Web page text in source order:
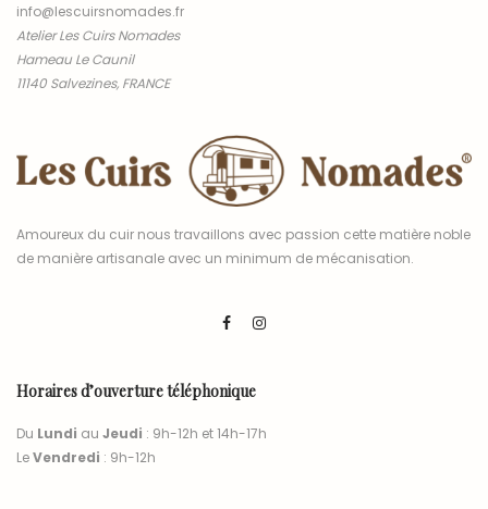
info@lescuirsnomades.fr
Atelier Les Cuirs Nomades
Hameau Le Caunil
11140 Salvezines, FRANCE
Amoureux du cuir nous travaillons avec passion cette matière noble
de manière artisanale avec un minimum de mécanisation.
Horaires d’ouverture téléphonique
Du Lundi au Jeudi : 9h-12h et 14h-17h
LeVendredi : 9h-12h